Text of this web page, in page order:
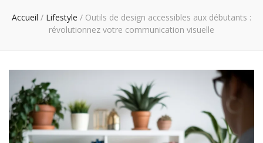
Accueil / Lifestyle / Outils de design accessibles aux débutants :
révolutionnez votre communication visuelle